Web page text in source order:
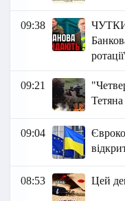
09:38
ЧУТКИ
09:21
09:04
08:53 Цей